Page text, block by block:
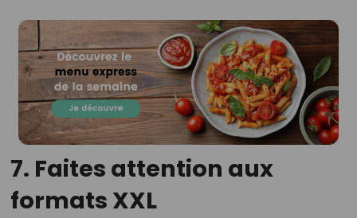
7. Faites attention aux
formats XXL